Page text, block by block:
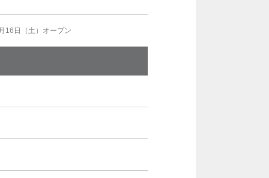
16日（土）オープン